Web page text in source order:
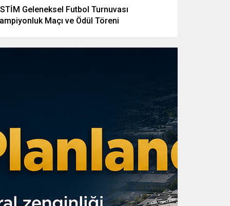
Geleneksel Futbol Turnuvası
Maçı ve Ödül Töreni